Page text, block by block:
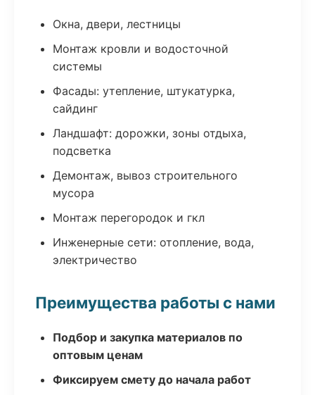
Окна, двери, лестницы
Монтаж кровли и водосточной
системы
Фасады: утепление, штукатурка,
сайдинг
Ландшафт: дорожки, зоны отдыха,
подсветка
Демонтаж, вывоз строительного
мусора
Монтаж перегородок и гкл
Инженерные сети: отопление, вода,
электричество
Преимущества работы с нами
Подбор и закупка материалов по
оптовым ценам
Фиксируем смету до начала работ